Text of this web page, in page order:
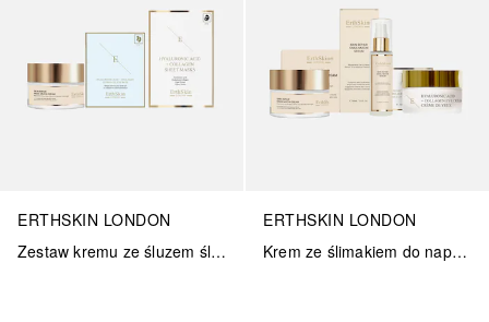
ERTHSKIN LONDON
Zestaw kremu ze śluzem ślimaka do naprawy skóry + płatków pod oczy + maski kolagenowej
ERTHSKIN LONDON
Krem ze ślimakiem do naprawy skóry + Serum ze ślimakiem + Krem pod oczy Pro Age